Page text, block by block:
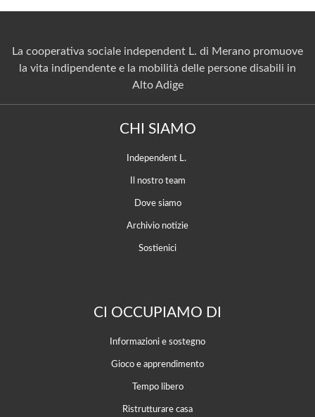
La cooperativa sociale independent L. di Merano promuove
la vita indipendente e la mobilità delle persone disabili in
Alto Adige
CHI SIAMO
Independent L.
Il nostro team
Dove siamo
Archivio notizie
Sostienici
CI OCCUPIAMO DI
Informazioni e sostegno
Gioco e apprendimento
Tempo libero
Ristrutturare casa